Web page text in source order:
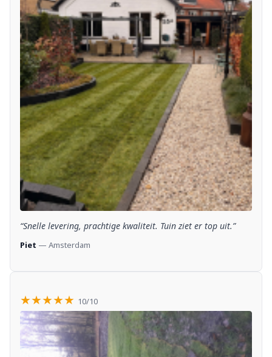
“Snelle levering, prachtige kwaliteit. Tuin ziet er top uit.”
Piet — Amsterdam
★★★★★ 10/10